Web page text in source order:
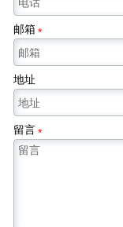
邮箱*
地址
留言*